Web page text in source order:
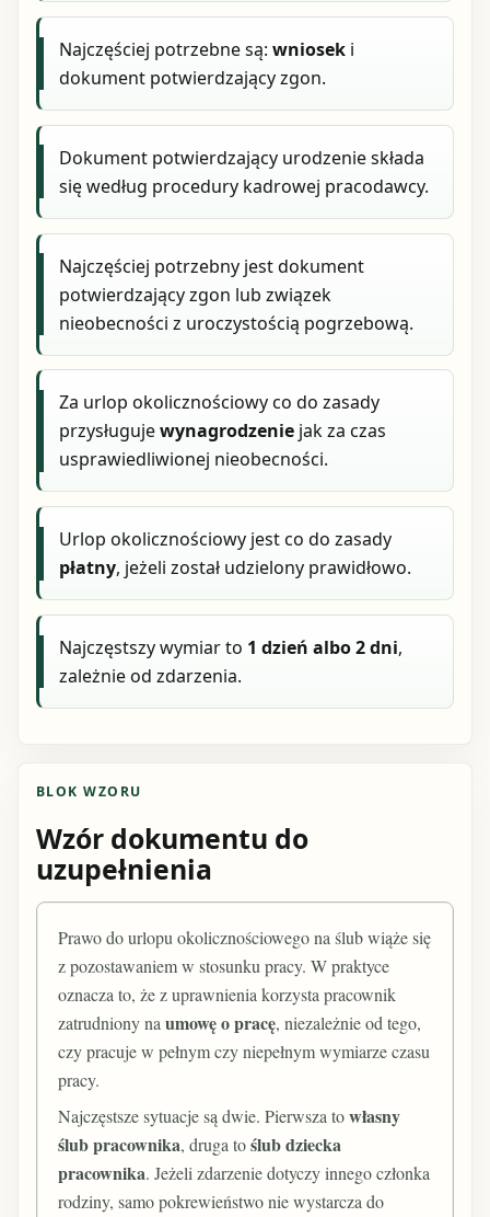
Najczęściej potrzebne są:wniosek i
dokument potwierdzający zgon.
Dokument potwierdzający urodzenie składa
się według procedury kadrowej pracodawcy.
Najczęściej potrzebny jest dokument
potwierdzający zgon lub związek
nieobecności z uroczystością pogrzebową.
Za urlop okolicznościowy co do zasady
przysługujewynagrodzenie jak za czas
usprawiedliwionej nieobecności.
Urlop okolicznościowy jest co do zasady
płatny, jeżeli został udzielony prawidłowo.
Najczęstszy wymiar to 1 dzień albo 2 dni,
zależnie od zdarzenia.
BLOK WZORU
Wzór dokumentu do
uzupełnienia
Prawo do urlopu okolicznościowego na ślub wiąże się
z pozostawaniem w stosunku pracy. W praktyce
oznacza to, że z uprawnienia korzysta pracownik
zatrudniony naumowę o pracę, niezależnie od tego,
czy pracuje w pełnym czy niepełnym wymiarze czasu
pracy.
Najczęstsze sytuacje są dwie. Pierwsza towłasny
ślub pracownika, druga toślub dziecka
pracownika. Jeżeli zdarzenie dotyczy innego członka
rodziny, samo pokrewieństwo nie wystarcza do